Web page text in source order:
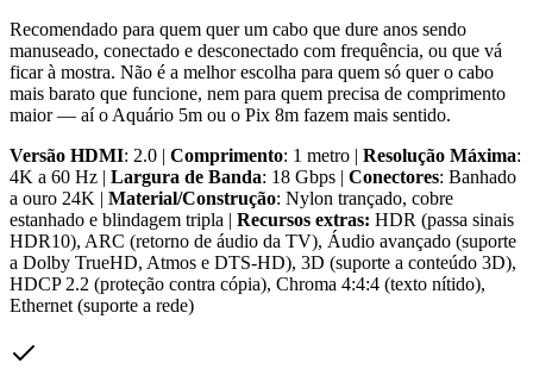
Recomendado para quem quer um cabo que dure anos sendo
manuseado, conectado e desconectado com frequência, ou que vá
ficar à mostra. Não é a melhor escolha para quem só quer o cabo
mais barato que funcione, nem para quem precisa de comprimento
maior — aí o Aquário 5m ou o Pix 8m fazem mais sentido.
Versão HDMI: 2.0 | Comprimento: 1 metro | Resolução Máxima:
4K a 60 Hz | Largura de Banda: 18 Gbps | Conectores: Banhado
a ouro 24K | Material/Construção: Nylon trançado, cobre
estanhado e blindagem tripla | Recursos extras: HDR (passa sinais
HDR10), ARC (retorno de áudio da TV), Áudio avançado (suporte
a Dolby TrueHD, Atmos e DTS-HD), 3D (suporte a conteúdo 3D),
HDCP 2.2 (proteção contra cópia), Chroma 4:4:4 (texto nítido),
Ethernet (suporte a rede)